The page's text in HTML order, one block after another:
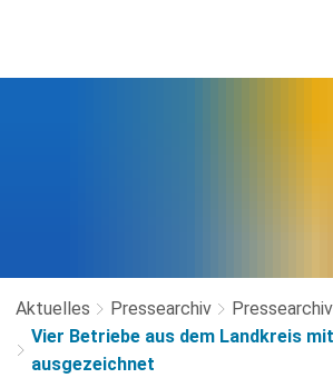
Aktuelles Pressearchiv
Vier Betriebe aus dem Landkreis
ausgezeichnet